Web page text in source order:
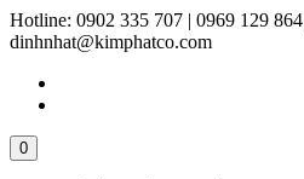
Hotline: 0902 335 707 | 0969 129 864
dinhnhat@kimphatco.com
0